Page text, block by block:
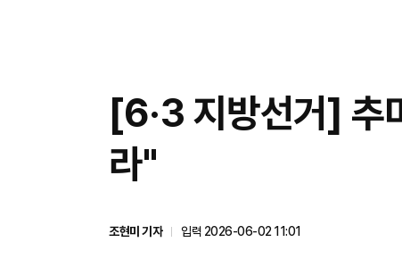
[6·3 지방선거] 추
라"
조현미 기자
입력 2026-06-02 11:01